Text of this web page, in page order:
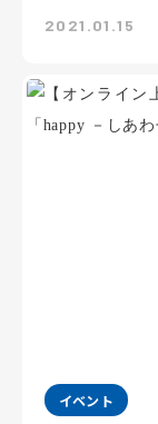
2021.01.15
イベント